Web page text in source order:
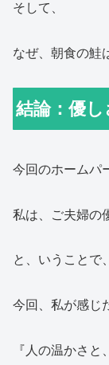
そして、
なぜ、朝食の鮭
結論：優
今回のホームパ
私は、ご夫婦の
と、いうことで、
今回、私が感じ
『人の温かさと